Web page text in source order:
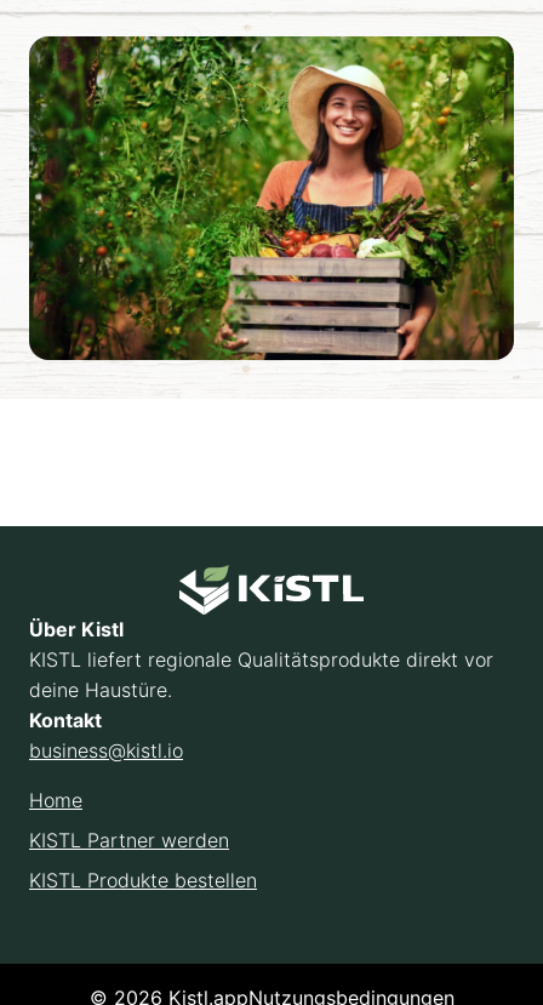
Über Kistl
KISTL liefert regionale Qualitätsprodukte direkt vor
deine Haustüre.
Kontakt
business@kistl.io
Home
KISTL Partner werden
KISTL Produkte bestellen
© 2026 Kistl.appNutzungsbedingungen